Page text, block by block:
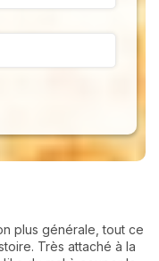
plus générale, tout ce
Très attaché à la